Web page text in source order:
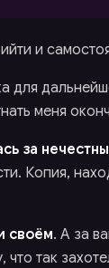
и
для
меня
за
Копия,
своём. А за
что так